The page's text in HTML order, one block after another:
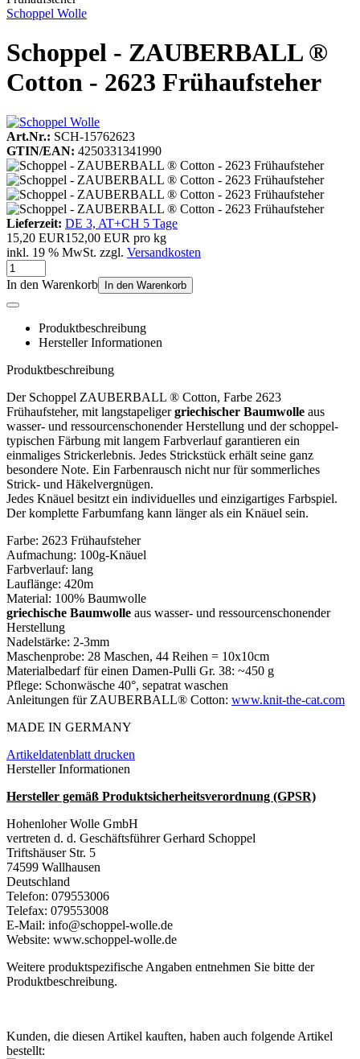
Schoppel Wolle
Schoppel - ZAUBERBALL ®
Cotton - 2623 Frühaufsteher
Art.Nr.: SCH-15762623
GTIN/EAN: 4250331341990
Lieferzeit: DE 3, AT+CH 5 Tage
15,20 EUR152,00 EUR pro kg
inkl. 19 % MwSt. zzgl. Versandkosten
In den Warenkorb In den Warenkorb
Produktbeschreibung
Hersteller Informationen
Produktbeschreibung
Der Schoppel ZAUBERBALL ® Cotton, Farbe 2623
Frühaufsteher, mit langstapeligergriechischer Baumwolle aus
wasser- und ressourcenschonender Herstellung und der schoppel-
typischen Färbung mit langem Farbverlauf garantieren ein
einmaliges Strickerlebnis. Jedes Strickstück erhält seine ganz
besondere Note. Ein Farbenrausch nicht nur für sommerliches
Strick- und Häkelvergnügen.
Jedes Knäuel besitzt ein individuelles und einzigartiges Farbspiel.
Der komplette Farbumfang kann länger als ein Knäuel sein.
Farbe: 2623 Frühaufsteher
Aufmachung: 100g-Knäuel
Farbverlauf: lang
Lauflänge: 420m
Material: 100% Baumwolle
griechische Baumwolle aus wasser- und ressourcenschonender
Herstellung
Nadelstärke: 2-3mm
Maschenprobe: 28 Maschen, 44 Reihen = 10x10cm
Materialbedarf für einen Damen-Pulli Gr. 38: ~450 g
Pflege: Schonwäsche 40°, sepatrat waschen
Anleitungen für ZAUBERBALL® Cotton: www.knit-the-cat.com
MADE IN GERMANY
Artikeldatenblatt drucken
Hersteller Informationen
Hersteller gemäß Produktsicherheitsverordnung (GPSR)
Hohenloher Wolle GmbH
vertreten d. d. Geschäftsführer Gerhard Schoppel
Triftshäuser Str. 5
74599 Wallhausen
Deutschland
Telefon: 079553006
Telefax: 079553008
E-Mail: info@schoppel-wolle.de
Website: www.schoppel-wolle.de
Weitere produktspezifische Angaben entnehmen Sie bitte der
Produktbeschreibung.
Kunden, die diesen Artikel kauften, haben auch folgende Artikel
bestellt: